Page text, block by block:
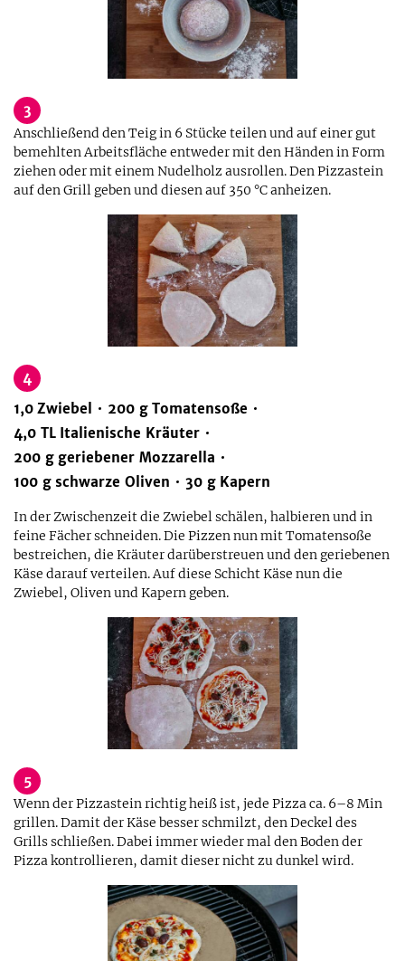
3
Anschließend den Teig in 6 Stücke teilen und auf einer gut
bemehlten Arbeitsfläche entweder mit den Händen in Form
ziehen oder mit einem Nudelholz ausrollen. Den Pizzastein
auf den Grill geben und diesen auf 350 °C anheizen.
4
1,0 Zwiebel 200 g Tomatensoße
4,0 TL Italienische Kräuter
200 g geriebener Mozzarella
100 g schwarze Oliven 30 g Kapern
In der Zwischenzeit die Zwiebel schälen, halbieren und in
feine Fächer schneiden. Die Pizzen nun mit Tomatensoße
bestreichen, die Kräuter darüberstreuen und den geriebenen
Käse darauf verteilen. Auf diese Schicht Käse nun die
Zwiebel, Oliven und Kapern geben.
5
Wenn der Pizzastein richtig heiß ist, jede Pizza ca. 6–8 Min
grillen. Damit der Käse besser schmilzt, den Deckel des
Grills schließen. Dabei immer wieder mal den Boden der
Pizza kontrollieren, damit dieser nicht zu dunkel wird.